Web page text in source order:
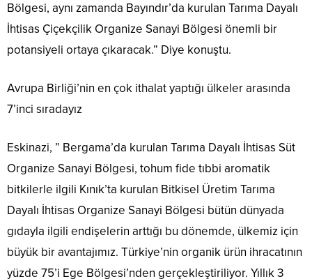
Bölgesi, aynı zamanda Bayındır’da kurulan Tarıma Dayalı
İhtisas Çiçekçilik Organize Sanayi Bölgesi önemli bir
potansiyeli ortaya çıkaracak.” Diye konuştu.
Avrupa Birliği’nin en çok ithalat yaptığı ülkeler arasında
7’inci sıradayız
Eskinazi, ” Bergama’da kurulan Tarıma Dayalı İhtisas Süt
Organize Sanayi Bölgesi, tohum fide tıbbi aromatik
bitkilerle ilgili Kınık’ta kurulan Bitkisel Üretim Tarıma
Dayalı İhtisas Organize Sanayi Bölgesi bütün dünyada
gıdayla ilgili endişelerin arttığı bu dönemde, ülkemiz için
büyük bir avantajımız. Türkiye’nin organik ürün ihracatının
yüzde 75’i Ege Bölgesi’nden gerçekleştiriliyor. Yıllık 3